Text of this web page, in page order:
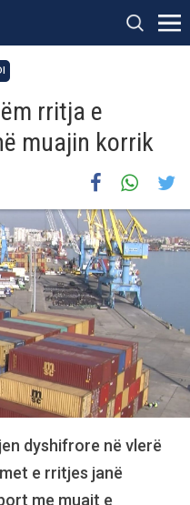
rritja e
muajin korrik
dyshifrore në vlerë
e rritjes janë
me muajt e